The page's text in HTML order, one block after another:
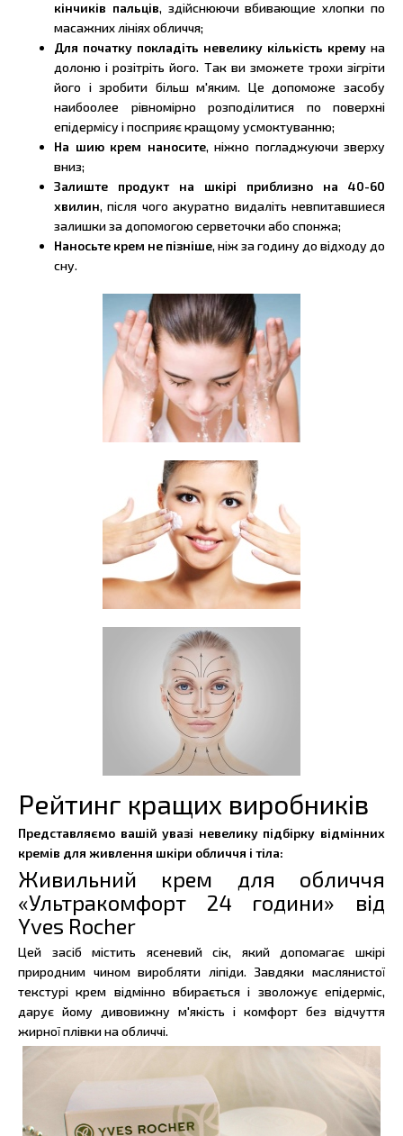
кінчиків пальців, здійснюючи вбивающие хлопки по
масажних лініях обличчя;
Для початку покладіть невелику кількість крему на
долоню і розітріть його. Так ви зможете трохи зігріти
його і зробити більш м'яким. Це допоможе засобу
наибоолее рівномірно розподілитися по поверхні
епідермісу і посприяє кращому усмоктуванню;
На шию крем наносите, ніжно погладжуючи зверху
вниз;
Залиште продукт на шкірі приблизно на 40-60
хвилин, після чого акуратно видаліть невпитавшиеся
залишки за допомогою серветочки або спонжа;
Наносьте крем не пізніше, ніж за годину до відходу до
сну.
Рейтинг кращих виробників
Представляємо вашій увазі невелику підбірку відмінних
кремів для живлення шкіри обличчя і тіла:
Живильний крем для обличчя
«Ультракомфорт 24 години» від
Yves Rocher
Цей засіб містить ясеневий сік, який допомагає шкірі
природним чином виробляти ліпіди. Завдяки маслянистої
текстурі крем відмінно вбирається і зволожує епідерміс,
дарує йому дивовижну м'якість і комфорт без відчуття
жирної плівки на обличчі.